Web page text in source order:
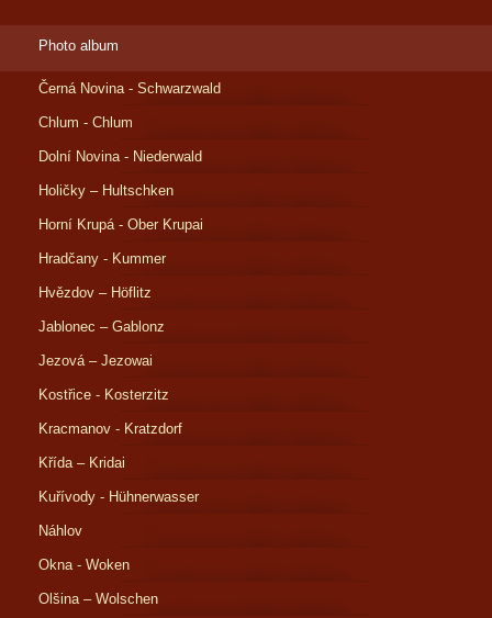
Photo album
Černá Novina - Schwarzwald
Chlum - Chlum
Dolní Novina - Niederwald
Holičky – Hultschken
Horní Krupá - Ober Krupai
Hradčany - Kummer
Hvězdov – Höflitz
Jablonec – Gablonz
Jezová – Jezowai
Kostřice - Kosterzitz
Kracmanov - Kratzdorf
Křída – Kridai
Kuřívody - Hühnerwasser
Náhlov
Okna - Woken
Olšina – Wolschen